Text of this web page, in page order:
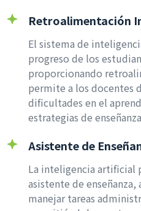
Retroalimentación
El sistema de
progreso de los
proporcionando
permite a los docentes
dificultades en el
estrategias de
Asistente de
La inteligencia artificial
asistente de
manejar tareas